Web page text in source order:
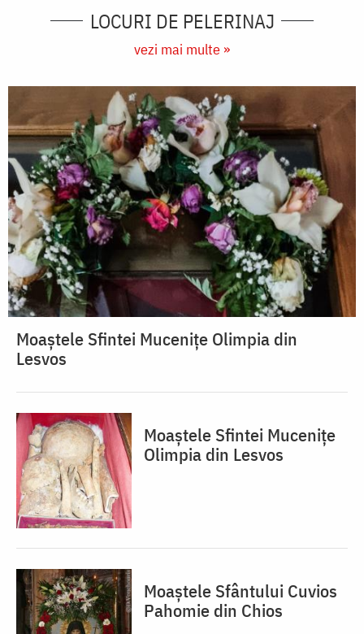
LOCURI DE PELERINAJ
vezi mai multe »
Moaștele Sfintei Mucenițe Olimpia din
Lesvos
Moaștele Sfintei Mucenițe
Olimpia din Lesvos
Moaștele Sfântului Cuvios
Pahomie din Chios